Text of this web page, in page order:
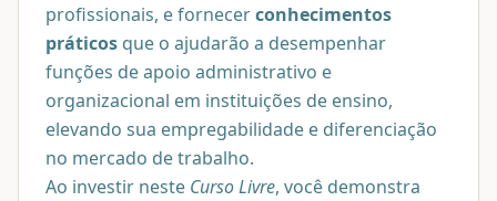
profissionais, e fornecerconhecimentos
práticos que o ajudarão a desempenhar
funções de apoio administrativo e
organizacional em instituições de ensino,
elevando sua empregabilidade e diferenciação
no mercado de trabalho.
Ao investir neste Curso Livre, você demonstra